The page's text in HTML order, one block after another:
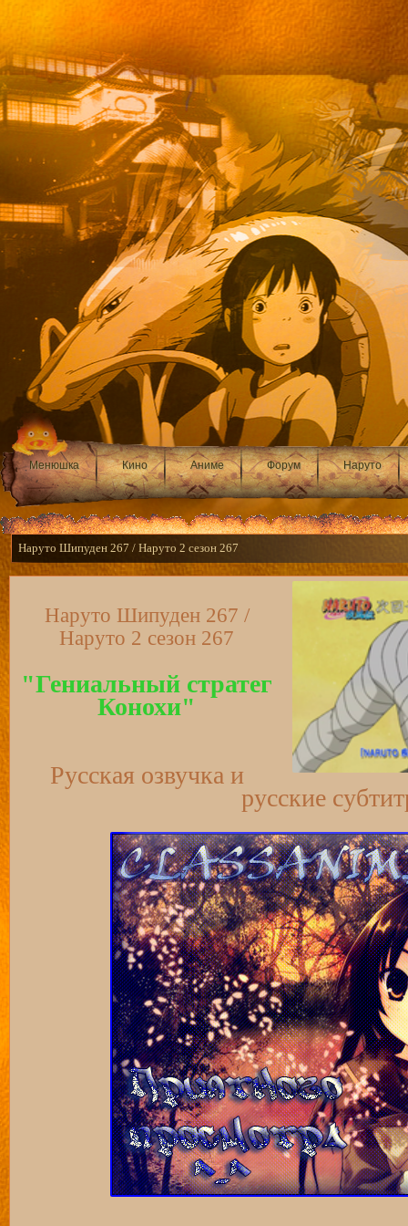
Менюшка Кино Аниме Форум Наруто
Наруто Шипуден 267 / Наруто 2 сезон 267
Наруто Шипуден 267 /
Наруто 2 сезон 267
"Гениальный стратег
Конохи"
Русская озвучка и
русские